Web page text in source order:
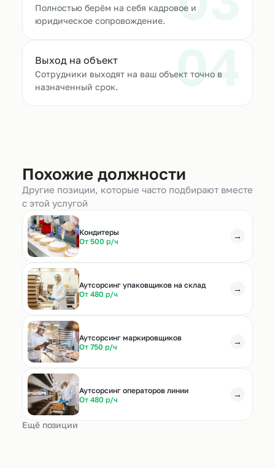
Полностью берём на себя кадровое и
юридическое сопровождение.
04
Выход на объект
Сотрудники выходят на ваш объект точно в
назначенный срок.
Похожие должности
Другие позиции, которые часто подбирают вместе
с этой услугой
Кондитеры
От 500 р/ч
→
Аутсорсинг упаковщиков на склад
От 480 р/ч
→
Аутсорсинг маркировщиков
От 750 р/ч
→
Аутсорсинг операторов линии
От 480 р/ч
→
Ещё позиции